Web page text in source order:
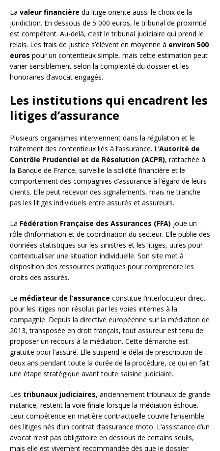
La valeur financière du litige oriente aussi le choix de la
juridiction. En dessous de 5 000 euros, le tribunal de proximité
est compétent. Au-delà, c’est le tribunal judiciaire qui prend le
relais. Les frais de justice s’élèvent en moyenne à environ 500
euros pour un contentieux simple, mais cette estimation peut
varier sensiblement selon la complexité du dossier et les
honoraires d’avocat engagés.
Les institutions qui encadrent les
litiges d’assurance
Plusieurs organismes interviennent dans la régulation et le
traitement des contentieux liés à l’assurance. L’Autorité de
Contrôle Prudentiel et de Résolution (ACPR), rattachée à
la Banque de France, surveille la solidité financière et le
comportement des compagnies d’assurance à l’égard de leurs
clients. Elle peut recevoir des signalements, mais ne tranche
pas les litiges individuels entre assurés et assureurs.
La Fédération Française des Assurances (FFA) joue un
rôle d’information et de coordination du secteur. Elle publie des
données statistiques sur les sinistres et les litiges, utiles pour
contextualiser une situation individuelle. Son site met à
disposition des ressources pratiques pour comprendre les
droits des assurés.
Le médiateur de l’assurance constitue l’interlocuteur direct
pour les litiges non résolus par les voies internes à la
compagnie. Depuis la directive européenne sur la médiation de
2013, transposée en droit français, tout assureur est tenu de
proposer un recours à la médiation. Cette démarche est
gratuite pour l’assuré. Elle suspend le délai de prescription de
deux ans pendant toute la durée de la procédure, ce qui en fait
une étape stratégique avant toute saisine judiciaire.
Les tribunaux judiciaires, anciennement tribunaux de grande
instance, restent la voie finale lorsque la médiation échoue.
Leur compétence en matière contractuelle couvre l’ensemble
des litiges nés d’un contrat d’assurance moto. L’assistance d’un
avocat n’est pas obligatoire en dessous de certains seuils,
mais elle est vivement recommandée dès que le dossier